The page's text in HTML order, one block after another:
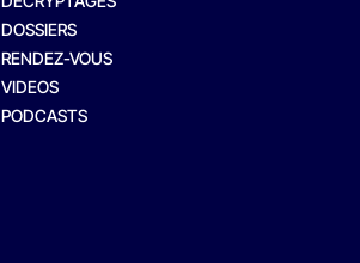
DOSSIERS
RENDEZ-VOUS
VIDEOS
PODCASTS